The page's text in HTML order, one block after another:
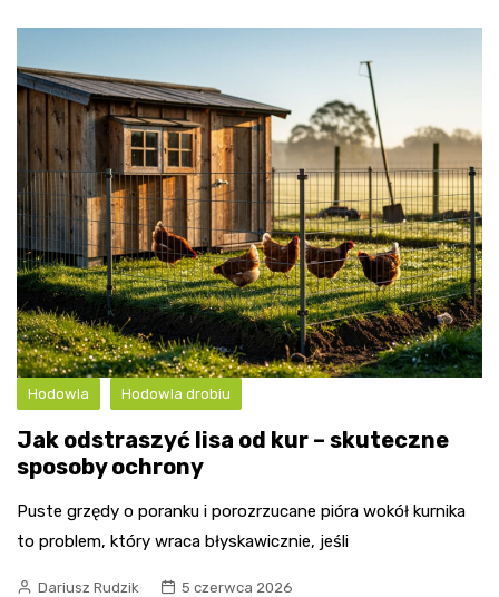
Hodowla Hodowla drobiu
Jak odstraszyć lisa od kur – skuteczne
sposoby ochrony
Puste grzędy o poranku i porozrzucane pióra wokół kurnika
to problem, który wraca błyskawicznie, jeśli
Dariusz Rudzik 5 czerwca 2026